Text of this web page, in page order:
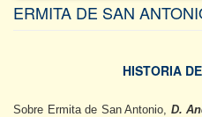
ERMITA DE SAN
HISTORIA
Sobre Ermita de San Antonio, D.